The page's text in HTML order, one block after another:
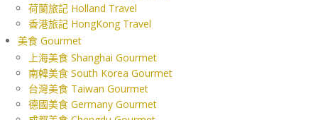
荷蘭旅記 Holland Travel
香港旅記 HongKong Travel
美食 Gourmet
上海美食 Shanghai Gourmet
南韓美食 South Korea Gourmet
台灣美食 Taiwan Gourmet
德國美食 Germany Gourmet